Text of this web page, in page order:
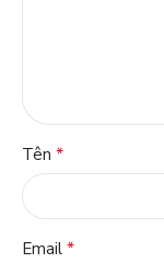
Tên *
Email *